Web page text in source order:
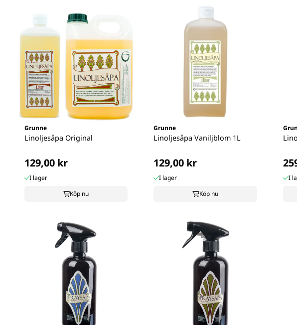
Grunne
Linoljesåpa Original
129,00 kr
I lager
Köp nu
Grunne
Linoljesåpa Vaniljblom 1L
129,00 kr
I lager
Köp nu
I